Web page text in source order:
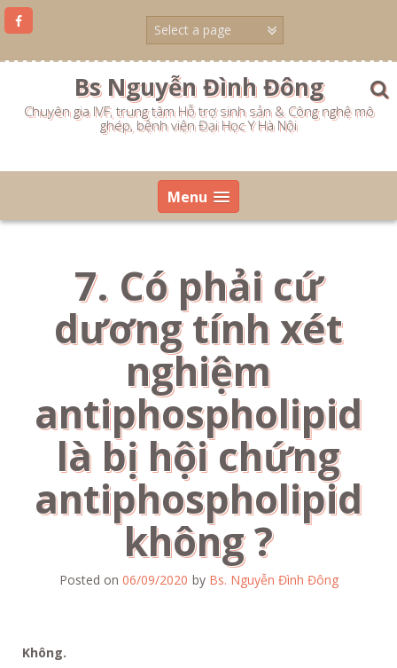
Skip
Bs Nguyễn Đình Đông
Chuyên gia IVF, trung tâm Hỗ trợ sinh sản & Công nghệ mô
ghép, bệnh viện Đại Học Y Hà Nội
Menu
7. Có phải cứ
dương tính xét
nghiệm
antiphospholipid
là bị hội chứng
antiphospholipid
không ?
Posted on 06/09/2020 by Bs. Nguyễn Đình Đông
Không.